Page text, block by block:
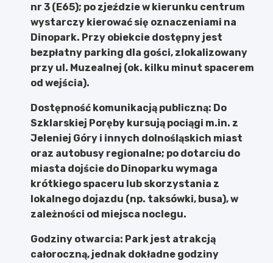
nr 3 (E65); po zjeździe w kierunku centrum
wystarczy kierować się oznaczeniami na
Dinopark. Przy obiekcie dostępny jest
bezpłatny parking dla gości, zlokalizowany
przy ul. Muzealnej (ok. kilku minut spacerem
od wejścia).
Dostępność komunikacją publiczną: Do
Szklarskiej Poręby kursują pociągi m.in. z
Jeleniej Góry i innych dolnośląskich miast
oraz autobusy regionalne; po dotarciu do
miasta dojście do Dinoparku wymaga
krótkiego spaceru lub skorzystania z
lokalnego dojazdu (np. taksówki, busa), w
zależności od miejsca noclegu.
Godziny otwarcia: Park jest atrakcją
całoroczną, jednak dokładne godziny